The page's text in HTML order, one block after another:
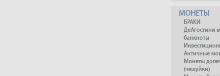
МОНЕТЫ
БРАКИ
ДеАгостини
банкноты
Античные
Монеты
(чешуйки)